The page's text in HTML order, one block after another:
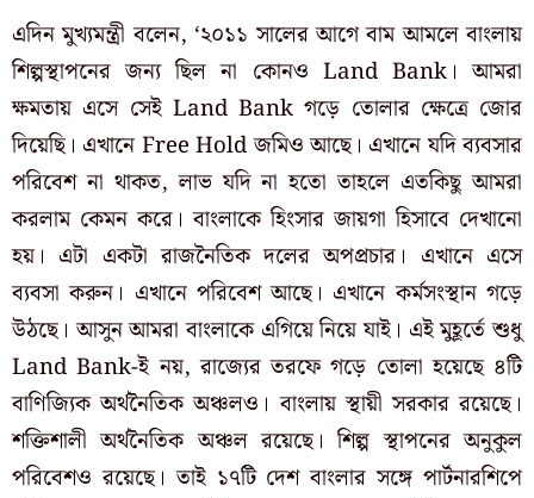
এদিন মুখ্যমন্ত্রী বলেন, ‘২০১১ সালের আগে বাম আমলে বাংলায়
শিল্পস্থাপনের জন্য ছিল না কোনও Land Bank। আমরা
ক্ষমতায় এসে সেই Land Bank গড়ে তোলার ক্ষেত্রে জোর
দিয়েছি। এখানে Free Hold জমিও আছে। এখানে যদি ব্যবসার
পরিবেশ না থাকত, লাভ যদি না হতো তাহলে এতকিছু আমরা
করলাম কেমন করে। বাংলাকে হিংসার জায়গা হিসাবে দেখানো
হয়। এটা একটা রাজনৈতিক দলের অপপ্রচার। এখানে এসে
ব্যবসা করুন। এখানে পরিবেশ আছে। এখানে কর্মসংস্থান গড়ে
উঠছে। আসুন আমরা বাংলাকে এগিয়ে নিয়ে যাই। এই মুহূর্তে শুধু
Land Bank-ই নয়, রাজ্যের তরফে গড়ে তোলা হয়েছে ৪টি
বাণিজ্যিক অর্থনৈতিক অঞ্চলও। বাংলায় স্থায়ী সরকার রয়েছে।
শক্তিশালী অর্থনৈতিক অঞ্চল রয়েছে। শিল্প স্থাপনের অনুকুল
পরিবেশও রয়েছে। তাই ১৭টি দেশ বাংলার সঙ্গে পার্টনারশিপে